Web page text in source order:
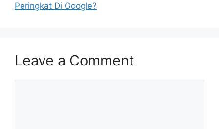
Peringkat Di Google?
Leave a Comment